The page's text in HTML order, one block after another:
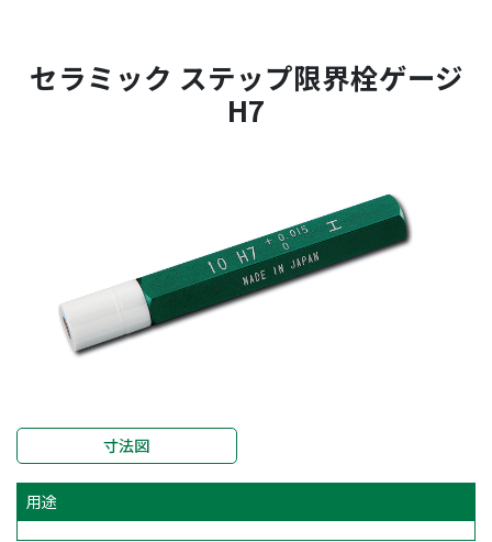
セラミック ステップ限界栓ゲージ
H7
寸法図
用途